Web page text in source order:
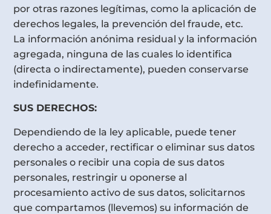
por otras razones legítimas, como la aplicación de
derechos legales, la prevención del fraude, etc.
La información anónima residual y la información
agregada, ninguna de las cuales lo identifica
(directa o indirectamente), pueden conservarse
indefinidamente.
SUS DERECHOS:
Dependiendo de la ley aplicable, puede tener
derecho a acceder, rectificar o eliminar sus datos
personales o recibir una copia de sus datos
personales, restringir u oponerse al
procesamiento activo de sus datos, solicitarnos
que compartamos (llevemos) su información de